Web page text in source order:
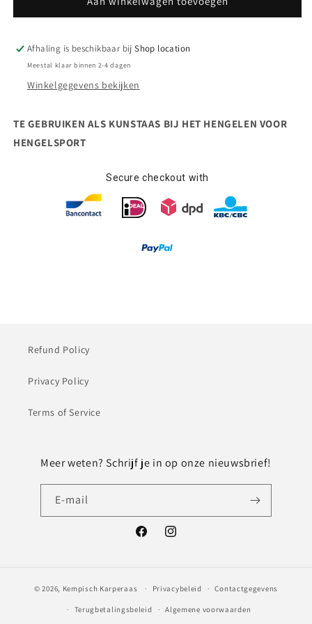
HardhookbaitHardhookbait
Afhaling is beschikbaar bijShop location
Meestal klaar binnen 2-4 dagen
Winkelgegevens bekijken
TE GEBRUIKEN ALS KUNSTAAS BIJ HET HENGELEN VOOR
HENGELSPORT
Secure checkout with
Refund Policy
Privacy Policy
Terms of Service
Meer weten? Schrijf je in op onze nieuwsbrief!
E‑mail
FacebookInstagram
© 2026, Kempisch Karperaas Privacybeleid Contactgegevens
Terugbetalingsbeleid Algemene voorwaarden